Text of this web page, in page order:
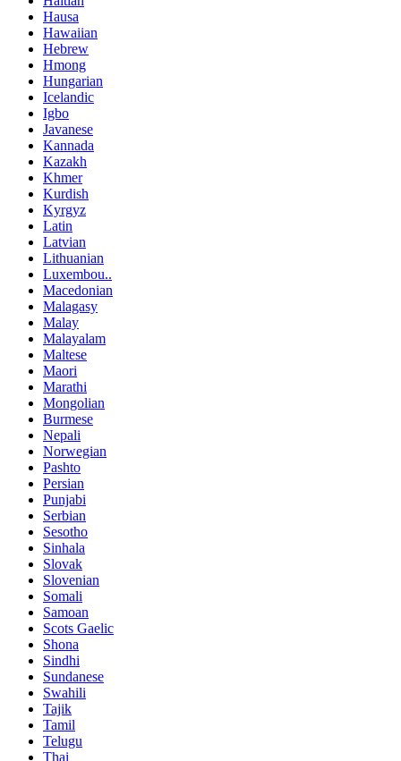
Hausa
Hawaiian
Hebrew
Hmong
Hungarian
Icelandic
Igbo
Javanese
Kannada
Kazakh
Khmer
Kurdish
Kyrgyz
Latin
Latvian
Lithuanian
Luxembou..
Macedonian
Malagasy
Malay
Malayalam
Maltese
Maori
Marathi
Mongolian
Burmese
Nepali
Norwegian
Pashto
Persian
Punjabi
Serbian
Sesotho
Sinhala
Slovak
Slovenian
Somali
Samoan
Scots Gaelic
Shona
Sindhi
Sundanese
Swahili
Tajik
Tamil
Telugu
Thai